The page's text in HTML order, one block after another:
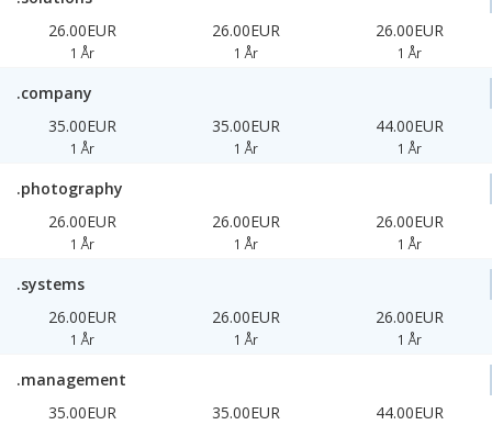
26.00EUR
1 År
26.00EUR
1 År
26.00EUR
1 År
.company
35.00EUR
1 År
35.00EUR
1 År
44.00EUR
1 År
.photography
26.00EUR
1 År
26.00EUR
1 År
26.00EUR
1 År
.systems
26.00EUR
1 År
26.00EUR
1 År
26.00EUR
1 År
.management
35.00EUR
35.00EUR 44.00EUR